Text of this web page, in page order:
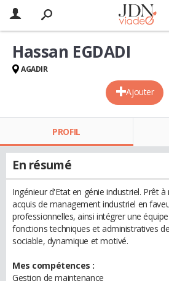
Ajouter
Hassan EGDADI
AGADIR
PROFIL
En résumé
Ingénieur d'Etat en génie industriel. Prêt
acquis de management industriel en
professionnelles, ainsi intégrer une
fonctions techniques et administratives
sociable, dynamique et motivé.
Mes compétences :
Gestion de maintenance